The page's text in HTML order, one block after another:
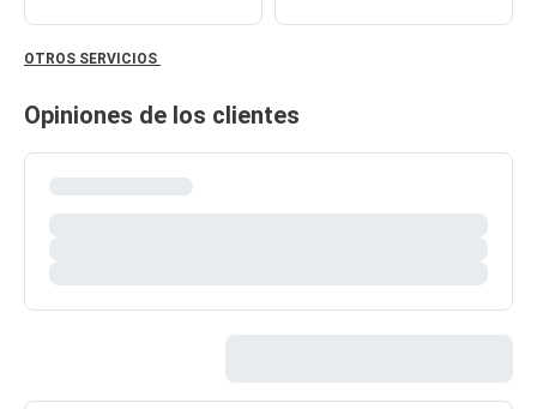
OTROS SERVICIOS
Opiniones de los clientes